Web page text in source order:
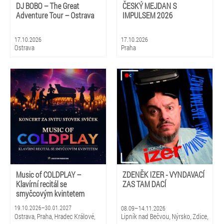
DJ BOBO – The Great
Adventure Tour – Ostrava
17.10.2026
Ostrava
ČESKÝ MEJDAN S
IMPULSEM 2026
17.10.2026
Praha
Music of COLDPLAY –
Klavírní recitál se
smyčcovým kvintetem
19.10.2026–30.01.2027
Ostrava, Praha, Hradec Králové,
ZDENĚK IZER - VYNDAVACÍ
ZAS TAM DACÍ
08.09–14.11.2026
Lipník nad Bečvou, Nýrsko, Zdice,